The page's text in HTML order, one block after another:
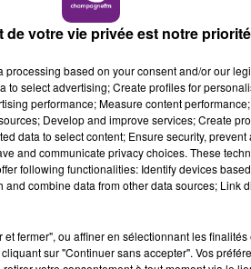
FAMILLE
JOUÉCLUB DE REIMS
des institutions du centre-ville
magasin JouéClub est contraint
de votre vie privée est notre priorité
processing based on your consent and/or our
to select advertising; Create profiles for
performance; Measure content
Develop and improve services; Create
data to select content; Ensure security,
and communicate privacy choices. These
following functionalities: Identify devices
combine data from other data sources; Link
fermer", ou affiner en sélectionnant les
sur "Continuer sans accepter". Vos